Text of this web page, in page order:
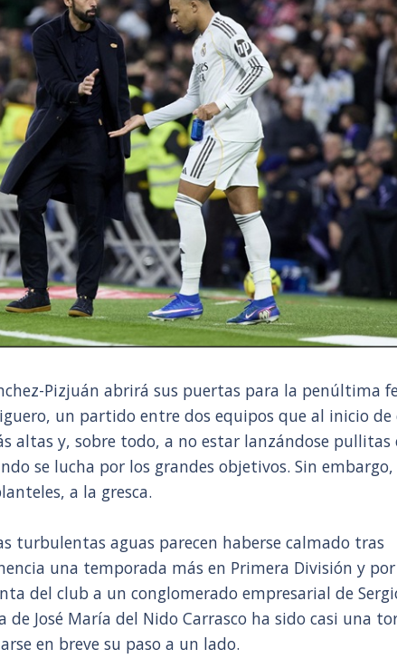
Pizjuán abrirá sus puertas para la penúltima
un partido entre dos equipos que al inicio de
altas y, sobre todo, a no estar lanzándose pullitas
se lucha por los grandes objetivos. Sin embargo,
a la gresca.
turbulentas aguas parecen haberse calmado tras
una temporada más en Primera División y
del club a un conglomerado empresarial de
de José María del Nido Carrasco ha sido casi una
en breve su paso a un lado.